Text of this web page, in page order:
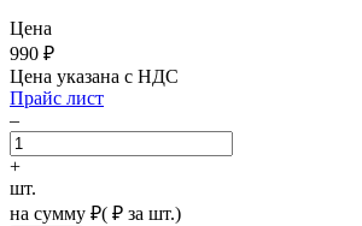
Цена
990 ₽
Цена указана с НДС
Прайс лист
–
+
шт.
на сумму ₽( ₽ за шт.)